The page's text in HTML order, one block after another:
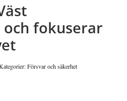
fokuserar
Försvar och säkerhet